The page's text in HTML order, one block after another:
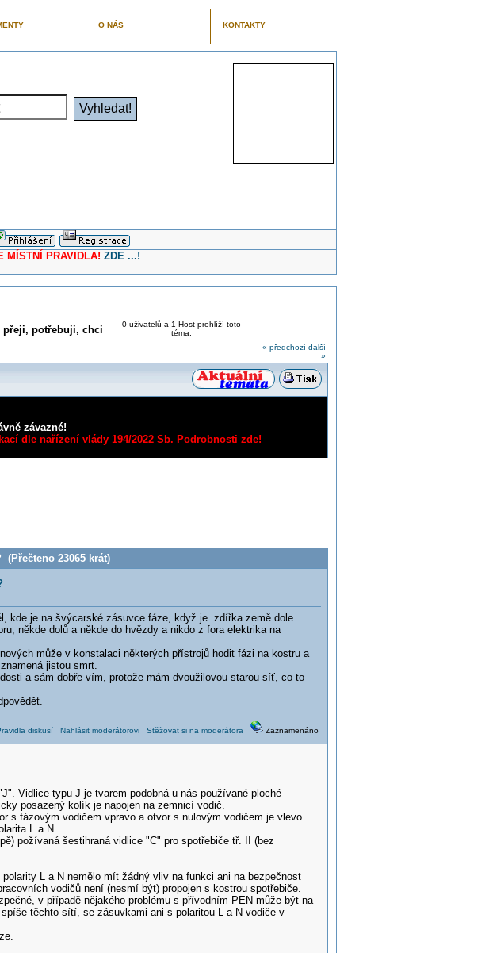
O NÁS KONTAKTY
PRAVIDLA! ZDE ...!
přeji, potřebuji, chci
0 uživatelů a 1 Host prohlíží toto
téma.
« předchozí další
»
závazné!
dle nařízení vlády 194/2022 Sb. Podrobnosti zde!
23065 krát)
kde je na švýcarské zásuvce fáze, když je zdířka země dole.
někde dolů a někde do hvězdy a nikdo z fora elektrika na
může v konstalaci některých přístrojů hodit fázi na kostru a
jistou smrt.
a sám dobře vím, protože mám dvoužilovou starou síť, co to
diskusí Nahlásit moderátorovi Stěžovat si na moderátora Zaznamenáno
Vidlice typu J je tvarem podobná u nás používané ploché
posazený kolík je napojen na zemnicí vodič.
s fázovým vodičem vpravo a otvor s nulovým vodičem je vlevo.
L a N.
požívaná šestihraná vidlice "C" pro spotřebiče tř. II (bez
L a N nemělo mít žádný vliv na funkci ani na bezpečnost
vodičů není (nesmí být) propojen s kostrou spotřebiče.
v případě nějakého problému s přívodním PEN může být na
těchto sítí, se zásuvkami ani s polaritou L a N vodiče v